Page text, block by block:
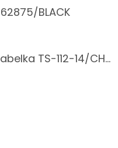
BLACK
z 5 hviezdičiek.
Dámska kožená kabelka TS-112-14/CHOCO
z 5 hviezdičiek.